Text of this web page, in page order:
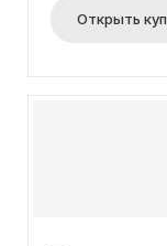
Ввод
данного
Открыть